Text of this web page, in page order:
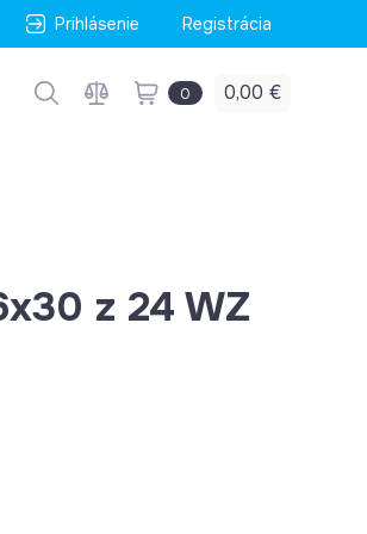
Prihlásenie Registrácia
0 0,00 €
z 24 WZ